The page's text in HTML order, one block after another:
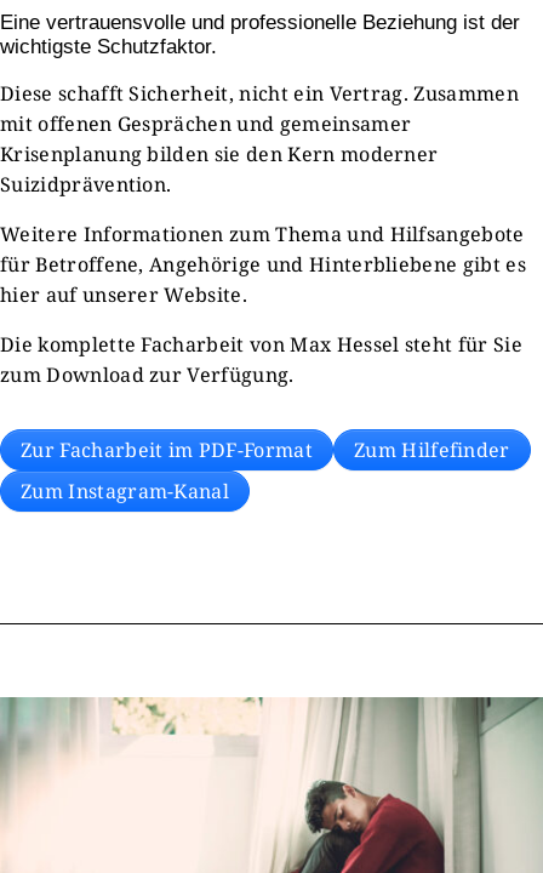
Eine vertrauensvolle und professionelle Beziehung ist der
wichtigste Schutzfaktor.
Diese schafft Sicherheit, nicht ein Vertrag. Zusammen
mit offenen Gesprächen und gemeinsamer
Krisenplanung bilden sie den Kern moderner
Suizidprävention.
Weitere Informationen zum Thema und Hilfsangebote
für Betroffene, Angehörige und Hinterbliebene gibt es
hier auf unserer Website.
Die komplette Facharbeit von Max Hessel steht für Sie
zum Download zur Verfügung.
Zur Facharbeit im PDF-Format
Zum Hilfefinder
Zum Instagram-Kanal